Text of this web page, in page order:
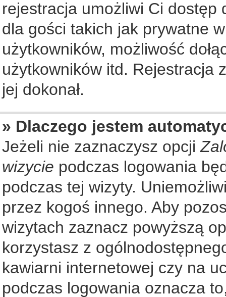
rejestracja umożliwi Ci
dla gości takich jak prywatne
użytkowników, możliwość
użytkowników itd. Rejestracja
jej dokonał.
» Dlaczego jestem
Jeżeli nie zaznaczysz opcji
wizycie podczas logowania
podczas tej wizyty.
przez kogoś innego. Aby
wizytach zaznacz powyższą
korzystasz z
kawiarni internetowej czy na
podczas logowania oznacza